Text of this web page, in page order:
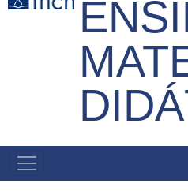
NAVEGAÇÃO
PRINCIPAL